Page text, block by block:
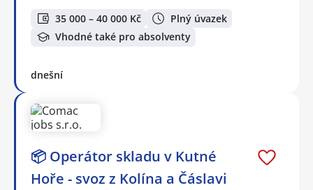
35 000 – 40 000 Kč
Plný úvazek
Vhodné také pro absolventy
dnešní
📦 Operátor skladu v Kutné
Hoře - svoz z Kolína a Čáslavi